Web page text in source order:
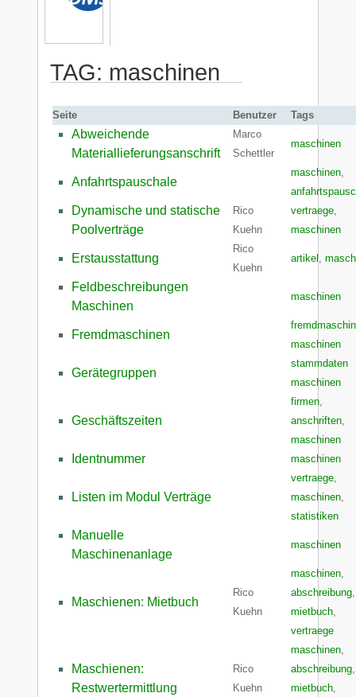
TAG: maschinen
Seite Benutzer Tags
Abweichende
Materiallieferungsanschrift
Marco
Schettler
maschinen
Anfahrtspauschale
maschinen,
Dynamische und statische
Poolverträge
Rico
Kuehn
vertraege,
maschinen
Erstausstattung
Rico
Kuehn
artikel
Feldbeschreibungen
Maschinen
maschinen
Fremdmaschinen
maschinen
Gerätegruppen
stammdaten
maschinen
Geschäftszeiten
firmen,
anschriften,
maschinen
Identnummer maschinen
Listen im Modul Verträge
vertraege,
maschinen,
statistiken
Manuelle
Maschinenanlage
maschinen
Maschienen: Mietbuch
Rico
Kuehn
maschinen,
abschreibung,
mietbuch,
vertraege
Maschienen:
Restwertermittlung
Rico
Kuehn
maschinen,
abschreibung,
mietbuch,